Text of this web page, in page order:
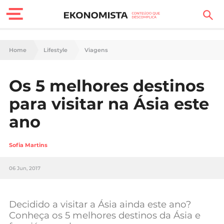
Finanças Pessoais
Carreira
Casa
Lifestyle
Sociedade
Negócios
Home Lifestyle Viagens
Os 5 melhores destinos
para visitar na Ásia este
ano
Sofia Martins
06 Jun, 2017
Decidido a visitar a Ásia ainda este ano?
Conheça os 5 melhores destinos da Ásia e